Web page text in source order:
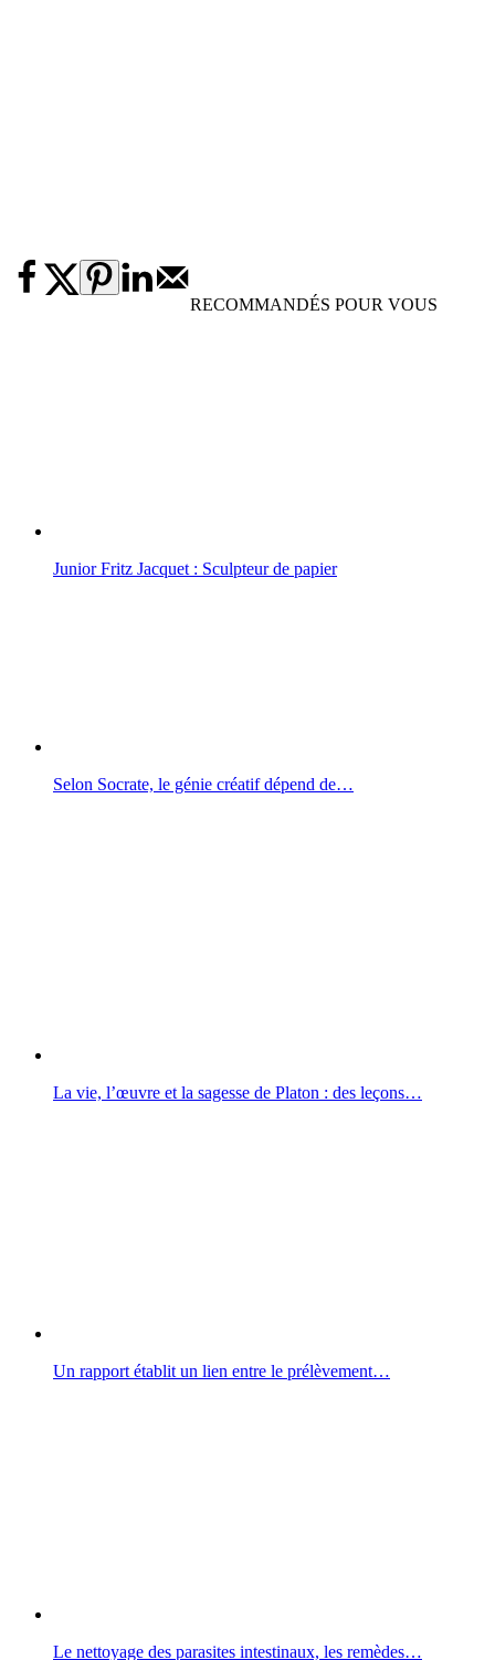
RECOMMANDÉS POUR VOUS
Junior Fritz Jacquet : Sculpteur de papier
Selon Socrate, le génie créatif dépend de…
La vie, l’œuvre et la sagesse de Platon : des leçons…
Un rapport établit un lien entre le prélèvement…
Le nettoyage des parasites intestinaux, les remèdes…